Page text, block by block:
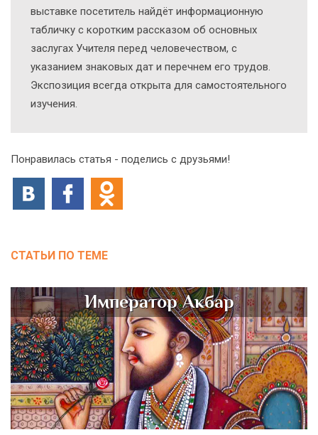
выставке посетитель найдёт информационную
табличку с коротким рассказом об основных
заслугах Учителя перед человечеством, с
указанием знаковых дат и перечнем его трудов.
Экспозиция всегда открыта для самостоятельного
изучения.
Понравилась статья - поделись с друзьями!
СТАТЬИ ПО ТЕМЕ
Император Акбар